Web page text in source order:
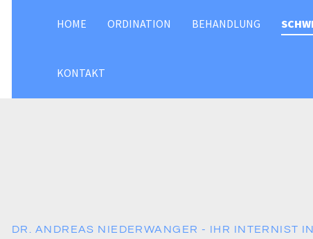
HOME ORDINATION BEHANDLUNG
KONTAKT
DR. ANDREAS NIEDERWANGER - IHR INTERNIST